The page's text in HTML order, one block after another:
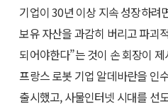
기업이 30년 이상 지속 성장하려
보유 자산을 과감히 버리고 파괴
되어야한다”는 것이 손 회장이
프랑스 로봇 기업 알데바란을 인
출시했고, 사물인터넷 시대를 선